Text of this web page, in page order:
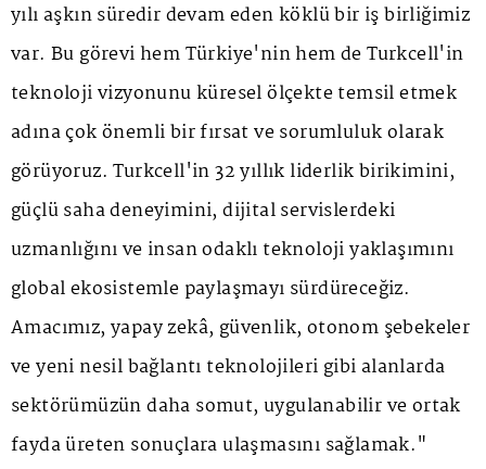
yılı aşkın süredir devam eden köklü bir iş birliğimiz
var. Bu görevi hem Türkiye'nin hem de Turkcell'in
teknoloji vizyonunu küresel ölçekte temsil etmek
adına çok önemli bir fırsat ve sorumluluk olarak
görüyoruz. Turkcell'in 32 yıllık liderlik birikimini,
güçlü saha deneyimini, dijital servislerdeki
uzmanlığını ve insan odaklı teknoloji yaklaşımını
global ekosistemle paylaşmayı sürdüreceğiz.
Amacımız, yapay zekâ, güvenlik, otonom şebekeler
ve yeni nesil bağlantı teknolojileri gibi alanlarda
sektörümüzün daha somut, uygulanabilir ve ortak
fayda üreten sonuçlara ulaşmasını sağlamak."